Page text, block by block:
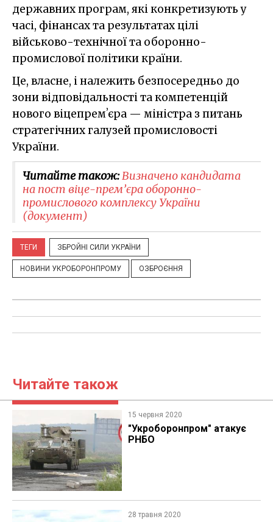
державних програм, які конкретизують у
часі, фінансах та результатах цілі
військово-технічної та оборонно-
промислової політики країни.
Це, власне, і належить безпосередньо до
зони відповідальності та компетенцій
нового віцепремʼєра — міністра з питань
стратегічних галузей промисловості
України.
Читайте також:Визначено кандидата
на пост віце-прем’єра оборонно-
промислового комплексу України
(документ)
ТЕГИ ЗБРОЙНІ СИЛИ УКРАЇНИ
НОВИНИ УКРОБОРОНПРОМУ ОЗБРОЄННЯ
Читайте також
15 червня 2020
"Укроборонпром" атакує
РНБО
28 травня 2020